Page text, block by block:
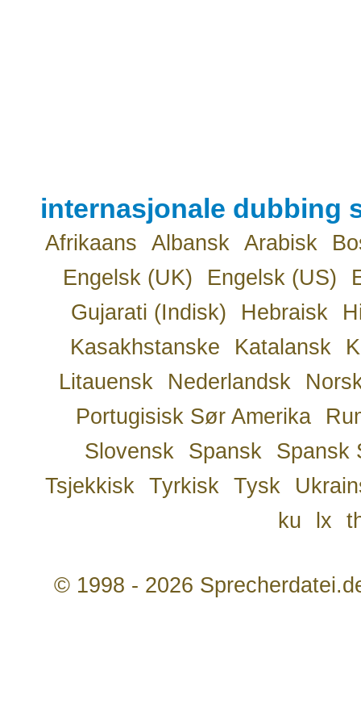
internasjonale dubbing
Afrikaans Albansk Arabisk
Engelsk (UK)
Engelsk (US)
Gujarati (Indisk)
Hebraisk
Kasakhstanske
Katalansk
Litauensk
Nederlandsk
Portugisisk Sør Amerika
Slovensk
Spansk
Spansk
Tsjekkisk
Tyrkisk Tysk
ku
lx
© 1998 - 2026